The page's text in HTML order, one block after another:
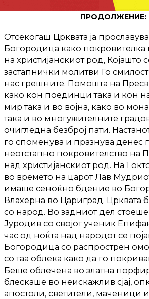
ПРОДОЛЖЕНИЕ:
Отсекогаш Црквата ја
Богородица како покровителка
на христијанскиот род, Којашто
застапнички молитви Го
нас грешните. Помошта на
како кон поединци така и кон
мир така и во војна, како во
така и во многужителните
очигледна безброј пати.
го споменува и празнува денес
неотстапно покровителство на
над христијанскиот род. На 1
во времето на царот Лав
имаше сеноќно бдение во
Влахерна во Цариград. Црквата
со народ. Во задниот дел
Јуродив со својот ученик
час од ноќта над народот се
Богородица со распрострен
со таа облека како да го
Беше облечена во златна
блескаше во неискажлив сјај,
апостоли, светители, маченици